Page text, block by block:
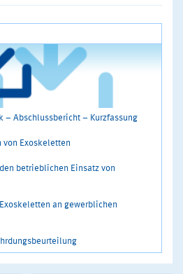
– Abschlussbericht – Kurzfassung
von Exoskeletten
betrieblichen Einsatz von
an gewerblichen